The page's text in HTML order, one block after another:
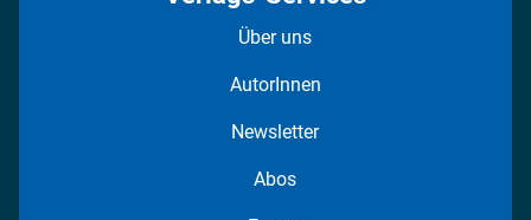
Über uns
AutorInnen
Newsletter
Abos